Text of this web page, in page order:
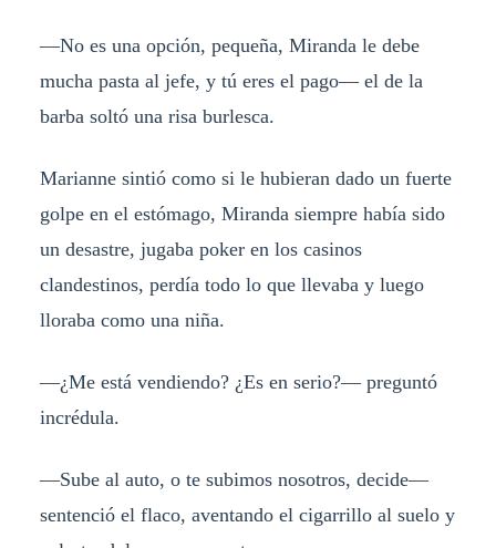
—No es una opción, pequeña, Miranda le debe
mucha pasta al jefe, y tú eres el pago— el de la
barba soltó una risa burlesca.
Marianne sintió como si le hubieran dado un fuerte
golpe en el estómago, Miranda siempre había sido
un desastre, jugaba poker en los casinos
clandestinos, perdía todo lo que llevaba y luego
lloraba como una niña.
—¿Me está vendiendo? ¿Es en serio?— preguntó
incrédula.
—Sube al auto, o te subimos nosotros, decide—
sentenció el flaco, aventando el cigarrillo al suelo y